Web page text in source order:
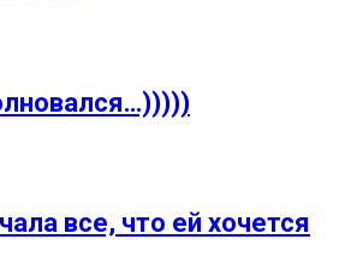
все, что ей хочется